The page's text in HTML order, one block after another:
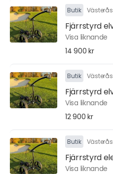
Butik Västerås
Fjärrstyrd
Visa liknande
14 900 kr
Butik Västerås
Fjärrstyrd
Visa liknande
12 900 kr
Butik Västerås
Fjärrstyrd
Visa liknande